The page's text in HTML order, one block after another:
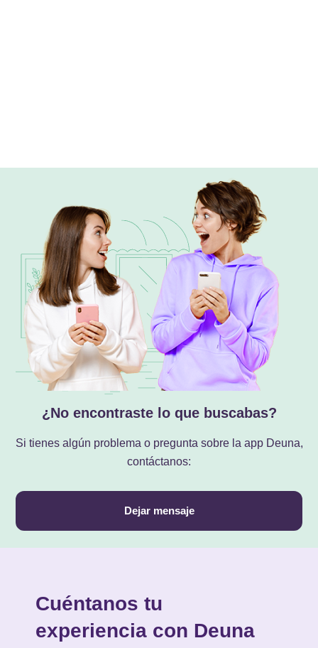
¿No encontraste lo que buscabas?
Si tienes algún problema o pregunta sobre la app Deuna,
contáctanos:
Dejar mensaje
Cuéntanos tu
experiencia con Deuna